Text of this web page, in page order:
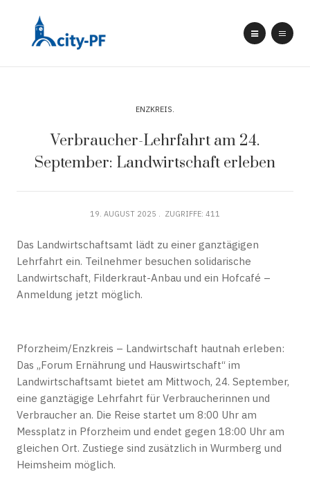
ENZKREIS
Verbraucher-Lehrfahrt am 24.
September: Landwirtschaft erleben
19. AUGUST 2025 ZUGRIFFE: 411
Das Landwirtschaftsamt lädt zu einer ganztägigen
Lehrfahrt ein. Teilnehmer besuchen solidarische
Landwirtschaft, Filderkraut-Anbau und ein Hofcafé –
Anmeldung jetzt möglich.
Pforzheim/Enzkreis – Landwirtschaft hautnah erleben:
Das „Forum Ernährung und Hauswirtschaft“ im
Landwirtschaftsamt bietet am Mittwoch, 24. September,
eine ganztägige Lehrfahrt für Verbraucherinnen und
Verbraucher an. Die Reise startet um 8:00 Uhr am
Messplatz in Pforzheim und endet gegen 18:00 Uhr am
gleichen Ort. Zustiege sind zusätzlich in Wurmberg und
Heimsheim möglich.